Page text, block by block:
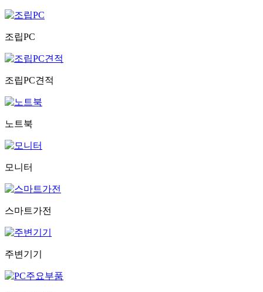
조립PC
조립PC견적
노트북
모니터
스마트가전
주변기기